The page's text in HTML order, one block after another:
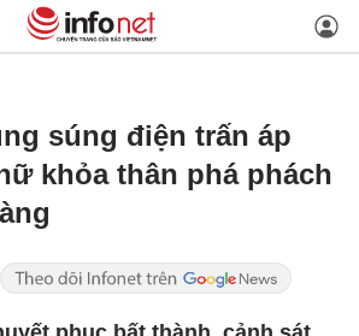
súng điện trấn áp
khỏa thân phá phách